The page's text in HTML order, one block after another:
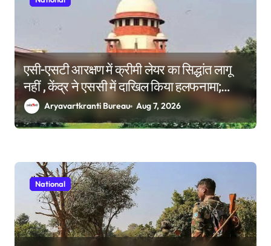
एसी-एसटी आरक्षण में क्रीमी लेयर का सिद्धांत लागू
नहीं , केंद्र ने एससी में दाखिल किया हलफनामा;
याचिकाएं खारिज करने की मांग
Aryavartkranti Bureau Aug 7, 2026
National